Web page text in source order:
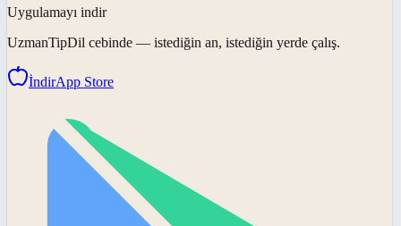
Uygulamayı indir
UzmanTipDil cebinde — istediğin an, istediğin yerde çalış.
İndirApp Store